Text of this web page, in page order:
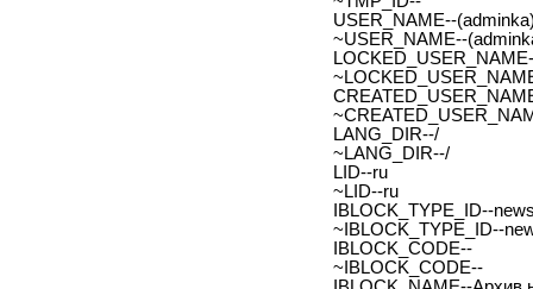
USER_NAME--
~USER_NAME--
LANG_DIR--/
~LANG_DIR--/
LID--ru
~LID--ru
IBLOCK_TYPE_ID--
~IBLOCK_TYPE_ID--
IBLOCK_CODE--
~IBLOCK_CODE--